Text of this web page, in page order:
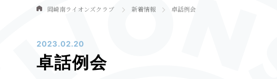
岡崎南ライオンズクラブ 新着情報 卓話例会
2023.02.20
卓話例会